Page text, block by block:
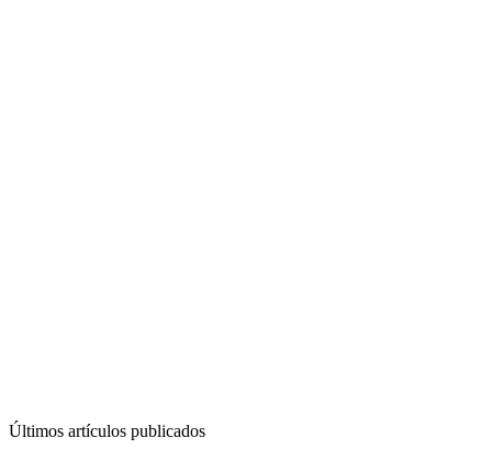
Últimos artículos publicados